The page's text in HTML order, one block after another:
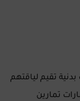
تقيم لياقتهم
تمارين